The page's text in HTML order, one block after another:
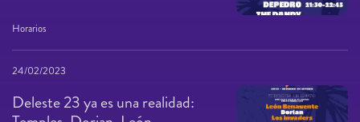
Horarios
24/02/2023
Deleste 23 ya es una realidad: